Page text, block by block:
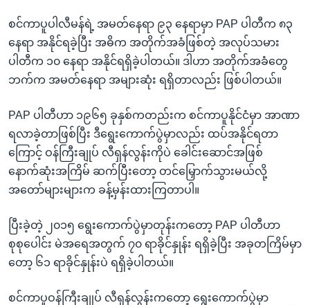
စင်ကာပူပါလီမန်ရဲ့ အမတ်နေရာ ၉၃ နေရာမှာ PAP ပါတီက ၈၃
နေရာ အနိုင်ရခဲ့ပြီး အဓိက အတိုက်အခံဖြစ်တဲ့ အလုပ်သမား
ပါတီက ၁၀ နေရာ အနိုင်ရရှိခဲ့ပါတယ်။ ဒါဟာ အတိုက်အခံတွေ
ဘက်က အမတ်နေရာ အများဆုံး ရရှိတာလည်း ဖြစ်ပါတယ်။
PAP ပါတီဟာ ၁၉၆၅ ခုနှစ်ကတည်းက စင်ကာပူနိုင်ငံမှာ အာဏာ
ရလာခဲ့တာဖြစ်ပြီး ဒီရွေးကောက်ပွဲမှာလည်း ထပ်အနိုင်ရတာ
ကြောင့် ဝန်ကြီးချုပ် လီရှန်လွန်းကိုပဲ ခေါင်းဆောင်အဖြစ်
နောက်ဆုံးအကြိမ် ဆက်ပြီးတော့ တင်မြှောက်သွားမယ်လို့
အတော်များများက ခန့်မှန်းထားကြတာပါ။
ပြီးခဲ့တဲ့ ၂၀၁၅ ရွေးကောက်ပွဲမှာတုန်းကတော့ PAP ပါတီဟာ
စုစုပေါင်း မဲအရေအတွက် ၇၀ ရာခိုင်နှုန်း ရရှိခဲ့ပြီး အခုတကြိမ်မှာ
တော့ ၆၁ ရာခိုင်နှုန်းပဲ ရရှိခဲ့ပါတယ်။
စင်ကာပူဝန်ကြီးချုပ် လီရှန်လွန်းကတော့ ရွေးကောက်ပွဲမှာ